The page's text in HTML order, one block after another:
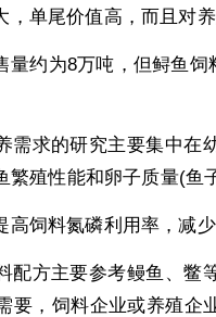
单尾价值高，而且对
量约为8万吨，但鲟鱼
需求的研究主要集中在
殖性能和卵子质量(鱼
高饲料氮磷利用率，减
配方主要参考鳗鱼、鳖
要，饲料企业或养殖企